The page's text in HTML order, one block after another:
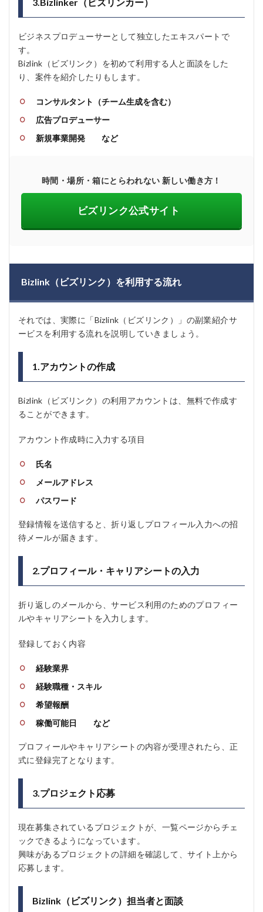
ビジネスプロデューサーとして独立したエキスパートで
す。
Bizlink（ビズリンク）を初めて利用する人と面談をした
り、案件を紹介したりもします。
コンサルタント（チーム生成を含む）
広告プロデューサー
新規事業開発 など
時間・場所・箱にとらわれない 新しい働き方！
ビズリンク公式サイト
Bizlink（ビズリンク）を利用する流れ
それでは、実際に「Bizlink（ビズリンク）」の副業紹介サ
ービスを利用する流れを説明していきましょう。
1.アカウントの作成
Bizlink（ビズリンク）の利用アカウントは、無料で作成す
ることができます。
アカウント作成時に入力する項目
氏名
メールアドレス
パスワード
登録情報を送信すると、折り返しプロフィール入力への招
待メールが届きます。
2.プロフィール・キャリアシートの入力
折り返しのメールから、サービス利用のためのプロフィー
ルやキャリアシートを入力します。
登録しておく内容
経験業界
経験職種・スキル
希望報酬
稼働可能日 など
プロフィールやキャリアシートの内容が受理されたら、正
式に登録完了となります。
3.プロジェクト応募
現在募集されているプロジェクトが、一覧ページからチェ
ックできるようになっています。
興味があるプロジェクトの詳細を確認して、サイト上から
応募します。
Bizlink（ビズリンク）担当者と面談